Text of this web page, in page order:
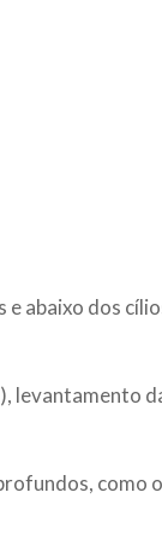
abaixo dos
como